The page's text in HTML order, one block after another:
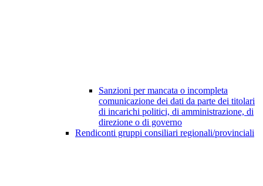
Sanzioni per mancata o incompleta
comunicazione dei dati da parte dei titolari
di incarichi politici, di amministrazione, di
direzione o di governo
Rendiconti gruppi consiliari regionali/provinciali